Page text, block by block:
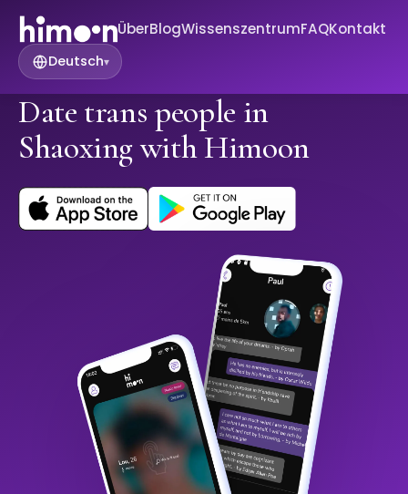
ÜberBlogWissenszentrumFAQKontakt
Deutsch▾
Date trans people in
Shaoxing with Himoon